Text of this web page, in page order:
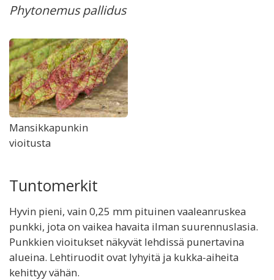
Phytonemus pallidus
Mansikkapunkin
vioitusta
Tuntomerkit
Hyvin pieni, vain 0,25 mm pituinen vaaleanruskea
punkki, jota on vaikea havaita ilman suurennuslasia.
Punkkien vioitukset näkyvät lehdissä punertavina
alueina. Lehtiruodit ovat lyhyitä ja kukka-aiheita
kehittyy vähän.